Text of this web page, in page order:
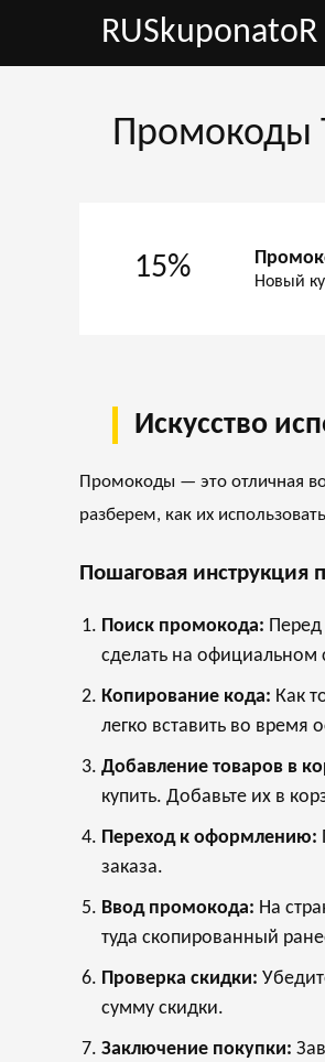
RUSkuponatoR
Промокоды
15% Новый
Искусство
Промокоды — это отличная
разберем, как их
Пошаговая
Поиск промокода: Перед
сделать на официальном
Копирование кода: Как
легко вставить во время
Добавление товаров в
купить. Добавьте их в
Переход к оформлению:
заказа.
Ввод промокода: На
туда скопированный
Проверка скидки:
сумму скидки.
Заключение покупки: